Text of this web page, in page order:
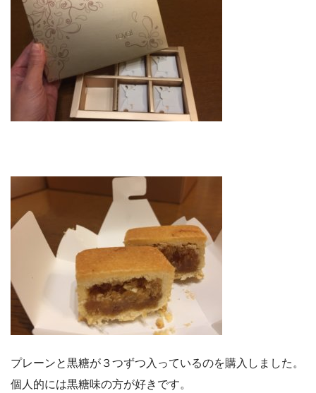
プレーンと黒糖が３つずつ入っているのを購入しました。
個人的には黒糖味の方が好きです。